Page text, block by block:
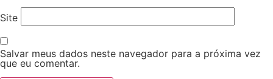
Site
Salvar meus dados neste navegador para a próxima vez
que eu comentar.